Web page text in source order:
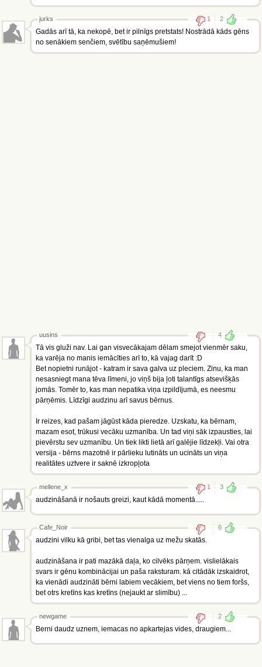
jurks 1 2
Gadās arī tā, ka nekopē, bet ir pilnīgs pretstats! Nostrādā kāds gēns
no senākiem senčiem, svētību saņēmušiem!
uusins 4
Tā vis gluži nav. Lai gan visvecākajam dēlam smejot vienmēr saku,
ka varēja no manis iemācīties arī to, kā vajag darīt :D
Bet nopietni runājot - katram ir sava galva uz pleciem. Zinu, ka man
nesasniegt mana tēva līmeni, jo viņš bija ļoti talantīgs atsevišķās
jomās. Tomēr to, kas man nepatika viņa izpildījumā, es neesmu
pārņēmis. Līdzīgi audzinu arī savus bērnus.
Ir reizes, kad pašam jāgūst kāda pieredze. Uzskatu, ka bērnam,
mazam esot, trūkusi vecāku uzmanība. Un tad viņi sāk izpausties, lai
pievērstu sev uzmanību. Un tiek likti lietā arī galējie līdzekļi. Vai otra
versija - bērns mazotnē ir pārlieku lutināts un ucināts un viņa
realitātes uztvere ir saknē izkropļota
mellene_x 1 3
audzināšanā ir nošauts greizi, kaut kādā momentā.....
Cafe_Noir 6
audzini vilku kā gribi, bet tas vienalga uz mežu skatās.
audzināšana ir pati mazākā daļa, ko cilvēks pārņem. vislielākais
svars ir gēnu kombinācijai un paša raksturam. kā citādāk izskaidrot,
ka vienādi audzināti bērni labiem vecākiem, bet viens no tiem foršs,
bet otrs kretīns kas kretīns (nejaukt ar slimību) ...
newgame 2
Berni daudz uznem, iemacas no apkartejas vides, draugiem...